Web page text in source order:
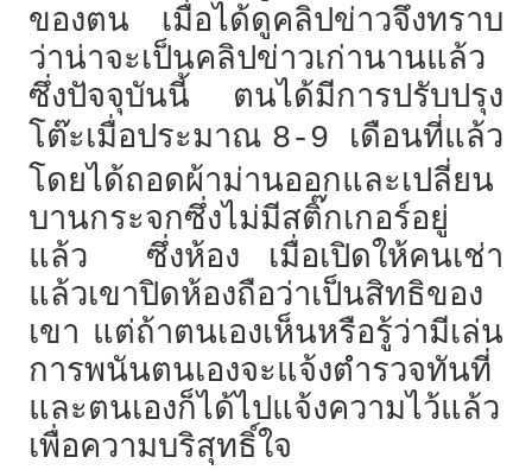
ของตน เมื่อได้ดูคลิปข่าวจึงทราบ
ว่าน่าจะเป็นคลิปข่าวเก่านานแล้ว
ซึ่งปัจจุบันนี้ ตนได้มีการปรับปรุง
โต๊ะเมื่อประมาณ 8-9 เดือนที่แล้ว
โดยได้ถอดผ้าม่านออกและเปลี่ยน
บานกระจกซึ่งไม่มีสติ๊กเกอร์อยู่
แล้ว ซึ่งห้อง เมื่อเปิดให้คนเช่า
แล้วเขาปิดห้องถือว่าเป็นสิทธิของ
เขา แต่ถ้าตนเองเห็นหรือรู้ว่ามีเล่น
การพนันตนเองจะแจ้งตำรวจทันที่
และตนเองก็ได้ไปแจ้งความไว้แล้ว
เพื่อความบริสุทธิ์ใจ